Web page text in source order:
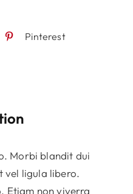
Pinterest
Morbi blandit dui
vel ligula libero.
Etiam non viverra